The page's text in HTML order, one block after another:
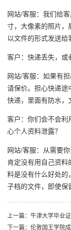
网站/客服：我们给
寸，大像素的照片，
以文件的形式发送给
客户：快递丢失，或
网站/客服：如果有
请保价。担心快递
快递，里面有防水，
客户：你们会不会利
心个人资料泄露？
网站/客服：从需要
肯定没有用自己资
料是没有什么好处
子档的文件，即使保
上一篇：牛津大学毕业